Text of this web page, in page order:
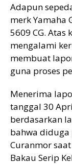
Adapun
merk Yamaha
5609 CG.
mengalami
membuat
guna proses
Menerima
tanggal 30
berdasarkan
bahwa
Curanmor
Bakau Serip